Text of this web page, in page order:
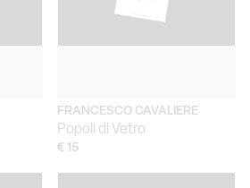
FRANCESCO CAVALIERE
Popoli di Vetro
€ 15